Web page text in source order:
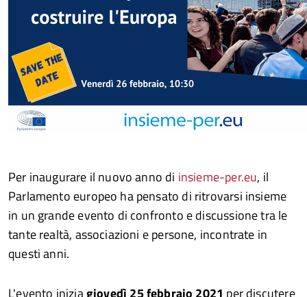
Per inaugurare il nuovo anno di insieme-per.eu, il
Parlamento europeo ha pensato di ritrovarsi insieme
in un grande evento di confronto e discussione tra le
tante realtà, associazioni e persone, incontrate in
questi anni.
L'evento iniziagiovedì 25 febbraio 2021 per discutere